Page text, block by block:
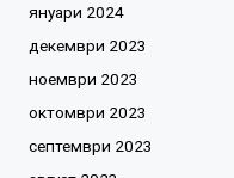
януари 2024
декември 2023
ноември 2023
октомври 2023
септември 2023